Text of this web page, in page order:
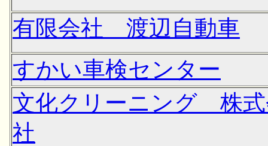
有限会社 渡辺自動車
すかい車検センター
文化クリーニング 株
社